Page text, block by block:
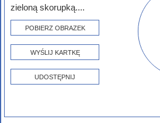
zieloną skorupką....
POBIERZ OBRAZEK
WYŚLIJ KARTKĘ
UDOSTĘPNIJ